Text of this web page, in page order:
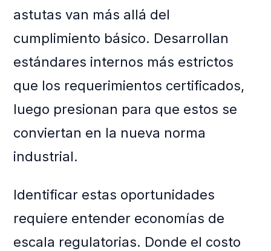
astutas van más allá del
cumplimiento básico. Desarrollan
estándares internos más estrictos
que los requerimientos certificados,
luego presionan para que estos se
conviertan en la nueva norma
industrial.
Identificar estas oportunidades
requiere entender economías de
escala regulatorias. Donde el costo